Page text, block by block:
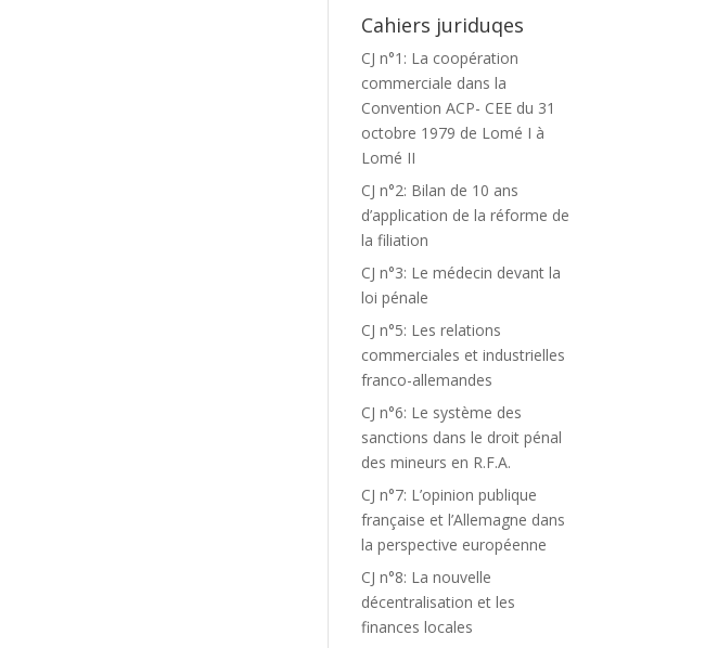
Cahiers juriduqes
CJ n°1: La coopération
commerciale dans la
Convention ACP- CEE du 31
octobre 1979 de Lomé I à
Lomé II
CJ n°2: Bilan de 10 ans
d’application de la réforme de
la filiation
CJ n°3: Le médecin devant la
loi pénale
CJ n°5: Les relations
commerciales et industrielles
franco-allemandes
CJ n°6: Le système des
sanctions dans le droit pénal
des mineurs en R.F.A.
CJ n°7: L’opinion publique
française et l’Allemagne dans
la perspective européenne
CJ n°8: La nouvelle
décentralisation et les
finances locales